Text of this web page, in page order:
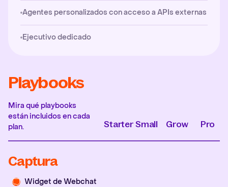
Agentes personalizados con acceso a APIs externas
Ejecutivo dedicado
Playbooks
Mira qué playbooks
están incluidos en cada
plan.
Starter Small Grow Pro
Captura
Widget de Webchat